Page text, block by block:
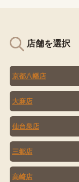
店舗を選択
京都八幡店
大麻店
仙台泉店
三郷店
高崎店